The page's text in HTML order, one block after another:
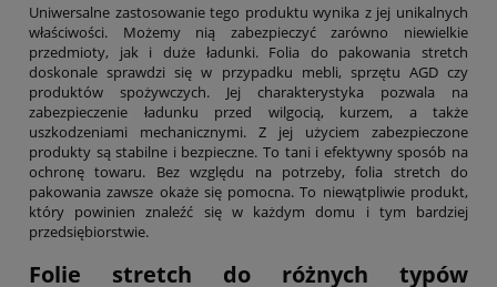
Uniwersalne zastosowanie tego produktu wynika z jej unikalnych
właściwości. Możemy nią zabezpieczyć zarówno niewielkie
przedmioty, jak i duże ładunki. Folia do pakowania stretch
doskonale sprawdzi się w przypadku mebli, sprzętu AGD czy
produktów spożywczych. Jej charakterystyka pozwala na
zabezpieczenie ładunku przed wilgocią, kurzem, a także
uszkodzeniami mechanicznymi. Z jej użyciem zabezpieczone
produkty są stabilne i bezpieczne. To tani i efektywny sposób na
ochronę towaru. Bez względu na potrzeby, folia stretch do
pakowania zawsze okaże się pomocna. To niewątpliwie produkt,
który powinien znaleźć się w każdym domu i tym bardziej
przedsiębiorstwie.
Folie stretch do różnych typów